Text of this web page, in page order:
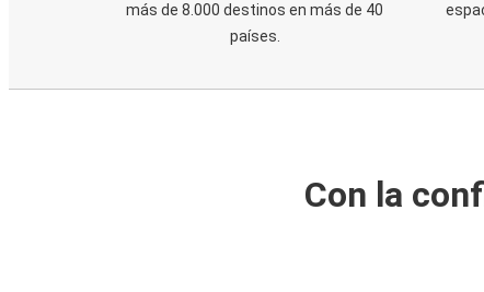
más de 8.000 destinos en más de 40
países.
Con la